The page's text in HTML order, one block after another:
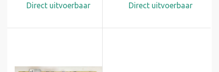
Direct uitvoerbaar Direct uitvoerbaar